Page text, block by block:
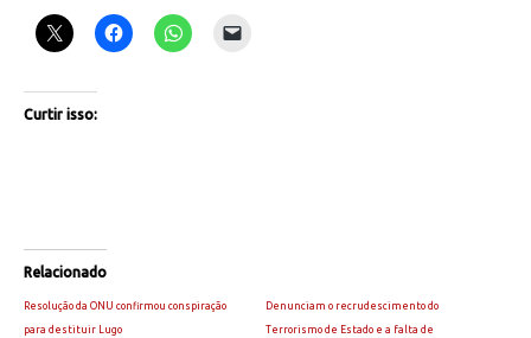
Curtir isso:
Relacionado
Resolução da ONU confirmou conspiração
para destituir Lugo
Denunciam o recrudescimento do
Terrorismo de Estado e a falta de